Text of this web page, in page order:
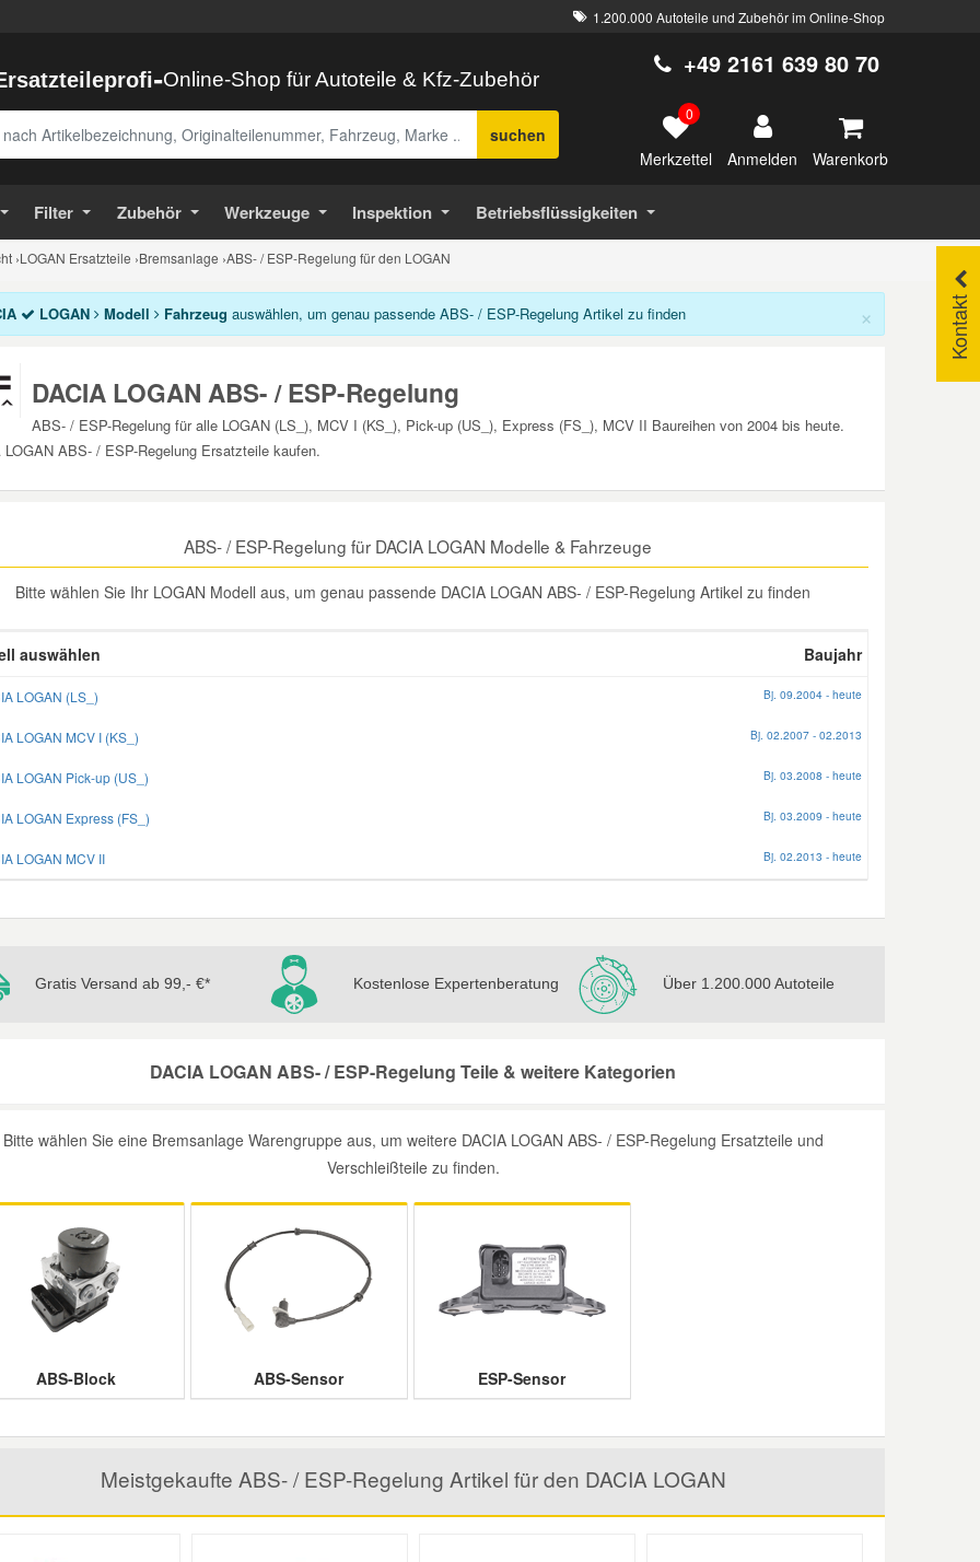
1.200.000 Autoteile und Zubehör im Online-Shop
-Online-Shop für Autoteile & Kfz-Zubehör
suchen
+49 2161 639 80 70
0
Merkzettel Anmelden Warenkorb
Filter Zubehör Werkzeuge Inspektion Betriebsflüssigkeiten
›LOGAN Ersatzteile ›Bremsanlage ›ABS- / ESP-Regelung für den LOGAN
Kontakt
×
LOGAN Modell Fahrzeug auswählen, um genau passende ABS- / ESP-Regelung Artikel zu finden
DACIA LOGAN ABS- / ESP-Regelung
ABS- / ESP-Regelung für alle LOGAN (LS_), MCV I (KS_), Pick-up (US_), Express (FS_), MCV II Baureihen von 2004 bis heute.
LOGAN ABS- / ESP-Regelung Ersatzteile kaufen.
ABS- / ESP-Regelung für DACIA LOGAN Modelle & Fahrzeuge
Bitte wählen Sie Ihr LOGAN Modell aus, um genau passende DACIA LOGAN ABS- / ESP-Regelung Artikel zu finden
auswählen Baujahr
LOGAN (LS_) Bj. 09.2004 - heute
LOGAN MCV I (KS_) Bj. 02.2007 - 02.2013
LOGAN Pick-up (US_) Bj. 03.2008 - heute
LOGAN Express (FS_) Bj. 03.2009 - heute
LOGAN MCV II Bj. 02.2013 - heute
Gratis Versand ab 99,- €* Kostenlose Expertenberatung Über 1.200.000 Autoteile
DACIA LOGAN ABS- / ESP-Regelung Teile & weitere Kategorien
Bitte wählen Sie eine Bremsanlage Warengruppe aus, um weitere DACIA LOGAN ABS- / ESP-Regelung Ersatzteile und
Verschleißteile zu finden.
ABS-Block ABS-Sensor ESP-Sensor
Meistgekaufte ABS- / ESP-Regelung Artikel für den DACIA LOGAN